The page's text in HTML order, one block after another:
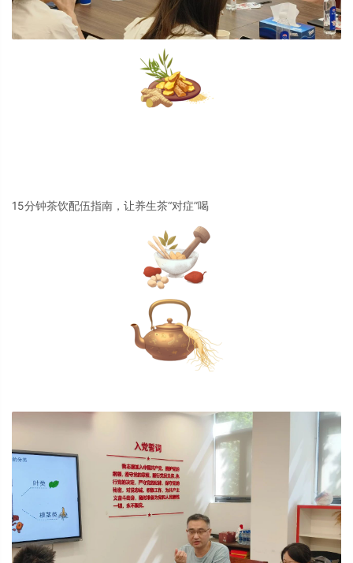
15分钟茶饮配伍指南，让养生茶“对症”喝